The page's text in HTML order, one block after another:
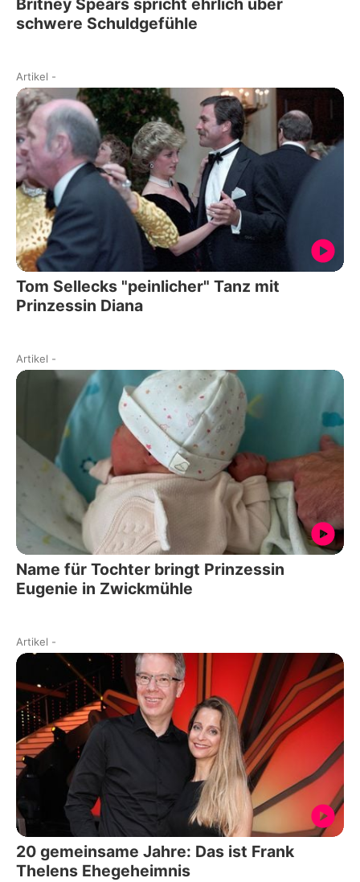
Britney Spears spricht ehrlich über
schwere Schuldgefühle
Artikel -
Tom Sellecks "peinlicher" Tanz mit
Prinzessin Diana
Artikel -
Name für Tochter bringt Prinzessin
Eugenie in Zwickmühle
Artikel -
20 gemeinsame Jahre: Das ist Frank
Thelens Ehegeheimnis